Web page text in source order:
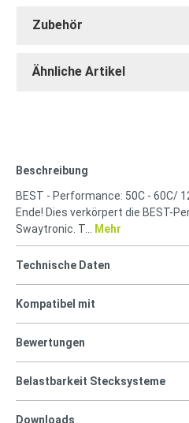
Zubehör
Ähnliche Artikel
Beschreibung
BEST - Performance: 50C - 60C/
Ende! Dies verkörpert die BEST-
Swaytronic. T…
Mehr
Technische Daten
Kompatibel mit
Bewertungen
Belastbarkeit Stecksysteme
Downloads